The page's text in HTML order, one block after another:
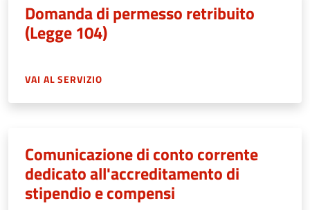
Domanda di permesso retribuito
(Legge 104)
VAI AL SERVIZIO
Comunicazione di conto corrente
dedicato all'accreditamento di
stipendio e compensi